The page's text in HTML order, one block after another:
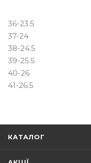
36-23.5
37-24
38-24.5
39-25.5
40-26
41-26.5
КАТАЛОГ